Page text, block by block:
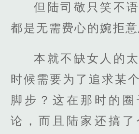
但陆司敬只笑不
都是无需费心的婉拒意
本就不缺女人的
时候需要为了追求某
脚步？这在那时的圈
论，而且陆家还搞了